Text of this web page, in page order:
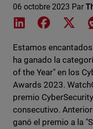
06 octobre 2023 Par
Share on LinkedIn
Share on
Estamos
ha ganado la
of the Year" en los
Awards 2023.
premio
consecutivo.
ganó el premio a la